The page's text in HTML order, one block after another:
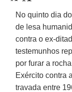
No quinto dia do
de lesa
contra o ex-
testemunhos
por furar a
Exército contra
travada entre